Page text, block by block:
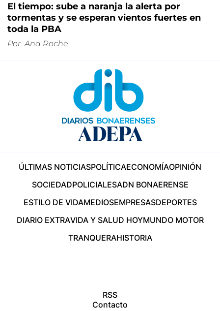
El tiempo: sube a naranja la alerta por
tormentas y se esperan vientos fuertes en
toda la PBA
Por Ana Roche
ÚLTIMAS NOTICIASPOLÍTICAECONOMÍAOPINIÓN
SOCIEDADPOLICIALESADN BONAERENSE
ESTILO DE VIDAMEDIOSEMPRESASDEPORTES
DIARIO EXTRAVIDA Y SALUD HOYMUNDO MOTOR
TRANQUERAHISTORIA
RSS
Contacto